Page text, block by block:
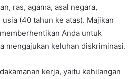
ras, agama, asal negara,
(40 tahun ke atas). Majikan
Anda untuk
mengajukan keluhan diskriminasi.
kerja, yaitu kehilangan